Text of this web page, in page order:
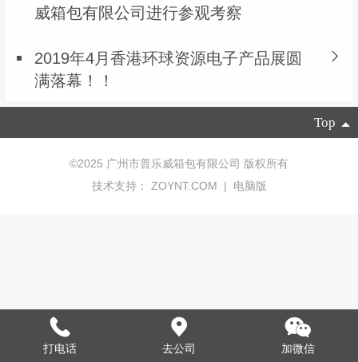
威箱包有限公司进行参观考察
2019年4月香港环球资源电子产品展圆
满落幕！！
Top
©2025 广州市普乐威箱包有限公司 版权所有
技术支持： ZOYNT.COM | 电脑版
打电话 去公司 加微信